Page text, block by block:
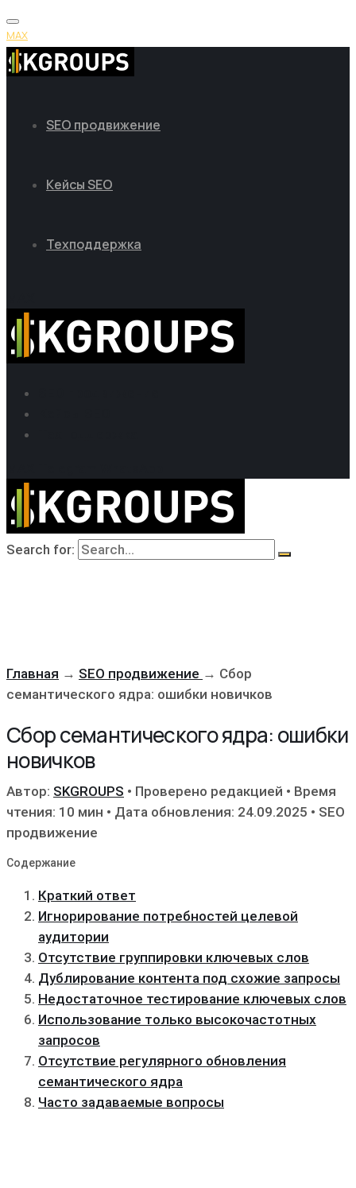
MAX
SEO продвижение
Кейсы SEO
Техподдержка
Search for:
Главная → SEO продвижение → Сбор
семантического ядра: ошибки новичков
Сбор семантического ядра: ошибки
новичков
Автор: SKGROUPS • Проверено редакцией • Время
чтения: 10 мин • Дата обновления: 24.09.2025 • SEO
продвижение
Содержание
Краткий ответ
Игнорирование потребностей целевой
аудитории
Отсутствие группировки ключевых слов
Дублирование контента под схожие запросы
Недостаточное тестирование ключевых слов
Использование только высокочастотных
запросов
Отсутствие регулярного обновления
семантического ядра
Часто задаваемые вопросы